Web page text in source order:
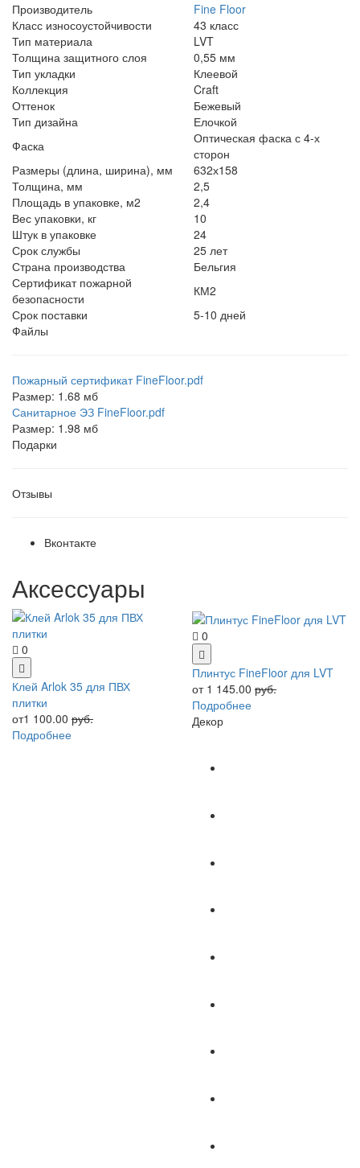
Производитель
Fine Floor
Класс износоустойчивости
43 класс
Тип материала
LVT
Толщина защитного слоя
0,55 мм
Тип укладки
Клеевой
Коллекция
Craft
Оттенок
Бежевый
Тип дизайна
Елочкой
Фаска
Оптическая фаска с 4-х
сторон
Размеры (длина, ширина), мм
632х158
Толщина, мм
2,5
Площадь в упаковке, м2
2,4
Вес упаковки, кг
10
Штук в упаковке
24
Срок службы
25 лет
Страна производства
Бельгия
Сертификат пожарной
безопасности
КМ2
Срок поставки
5-10 дней
Файлы
Пожарный сертификат FineFloor.pdf
Размер: 1.68 мб
Санитарное ЭЗ FineFloor.pdf
Размер: 1.98 мб
Подарки
Отзывы
Вконтакте
Аксессуары
0
Клей Arlok 35 для ПВХ
плитки
от1 100.00 руб.
Подробнее
0
Плинтус FineFloor для LVT
от 1 145.00 руб.
Подробнее
Декор